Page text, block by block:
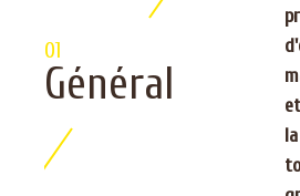
01
Général